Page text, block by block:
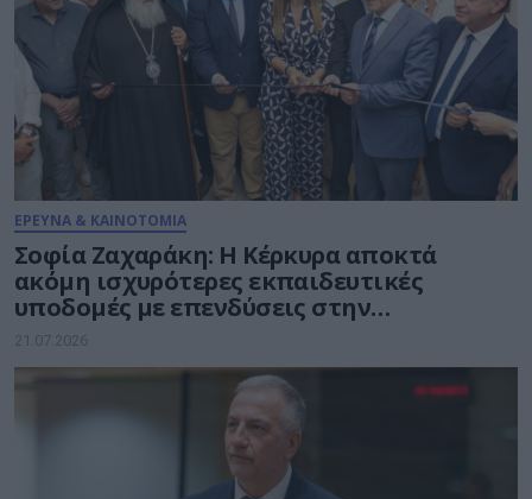
ΕΡΕΥΝΑ & ΚΑΙΝΟΤΟΜΙΑ
Σοφία Ζαχαράκη: Η Κέρκυρα αποκτά
ακόμη ισχυρότερες εκπαιδευτικές
υποδομές με επενδύσεις στην
καινοτομία, τη συμπερίληψη και το
δημόσιο σχολείο
21.07.2026